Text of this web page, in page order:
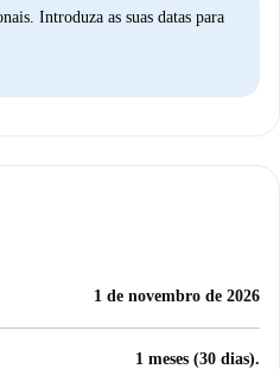
Introduza as suas datas para
1 de novembro de 2026
1 meses (30 dias).